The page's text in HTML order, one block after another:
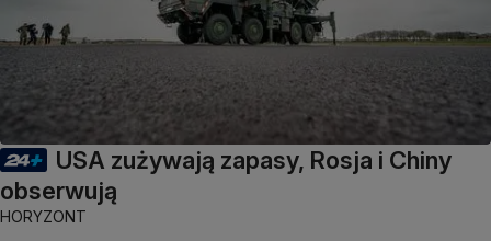
USA zużywają zapasy, Rosja i Chiny
obserwują
HORYZONT